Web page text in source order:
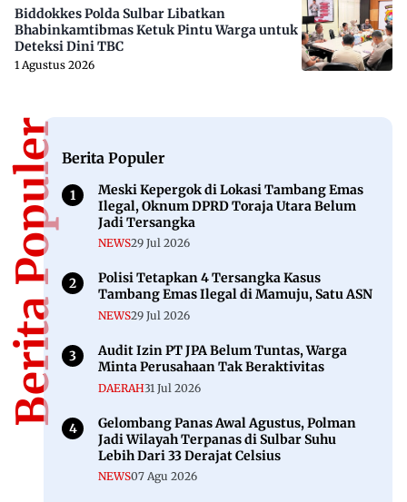
Biddokkes Polda Sulbar Libatkan
Bhabinkamtibmas Ketuk Pintu Warga untuk
Deteksi Dini TBC
1 Agustus 2026
Berita PopulerBerita Populer
Meski Kepergok di Lokasi Tambang Emas
Ilegal, Oknum DPRD Toraja Utara Belum
Jadi Tersangka
NEWS29 Jul 2026
Polisi Tetapkan 4 Tersangka Kasus
Tambang Emas Ilegal di Mamuju, Satu ASN
NEWS29 Jul 2026
Audit Izin PT JPA Belum Tuntas, Warga
Minta Perusahaan Tak Beraktivitas
DAERAH31 Jul 2026
Gelombang Panas Awal Agustus, Polman
Jadi Wilayah Terpanas di Sulbar Suhu
Lebih Dari 33 Derajat Celsius
NEWS07 Agu 2026